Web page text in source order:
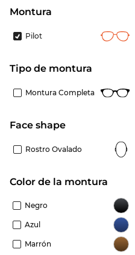
Montura
Pilot
Tipo de montura
Montura Completa
Face shape
Rostro Ovalado
Color de la montura
Negro
Azul
Marrón